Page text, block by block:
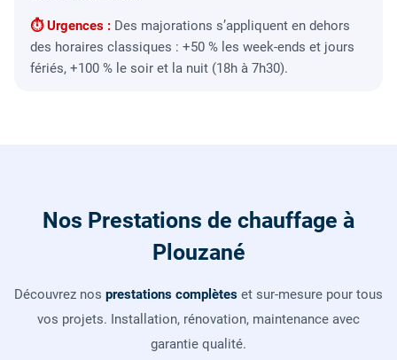
⏱ Urgences : Des majorations s’appliquent en dehors
des horaires classiques : +50 % les week-ends et jours
fériés, +100 % le soir et la nuit (18h à 7h30).
Nos Prestations de chauffage à
Plouzané
Découvrez nos prestations complètes et sur-mesure pour tous
vos projets. Installation, rénovation, maintenance avec
garantie qualité.